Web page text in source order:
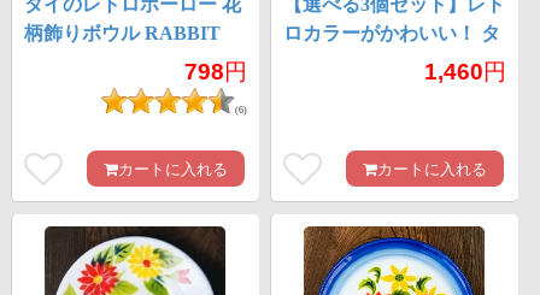
タイのレトロホーロー 花
柄飾りボウル RABBIT
BRAND〔約18.5cm×約
798円
(6)
カートに入れる
【選べる3個セット】レト
ロカラーがかわいい！ タ
イのホーローれんげ 琺瑯
1,460円
カートに入れる